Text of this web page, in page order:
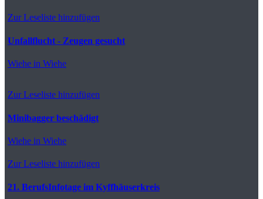
Zur Leseliste hinzufügen
Unfallflucht - Zeugen gesucht
Wiehe in Wiehe
Zur Leseliste hinzufügen
Minibagger beschädigt
Wiehe in Wiehe
Zur Leseliste hinzufügen
21. BerufsInfotage im Kyffhäuserkreis